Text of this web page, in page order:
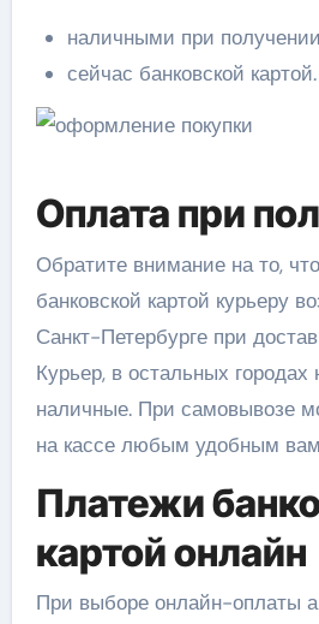
наличными при
сейчас банковской картой.
Оплата при
Обратите внимание на то, что
банковской картой курьеру
Санкт-Петербурге при
Курьер, в остальных городах
наличные. При самовывозе
на кассе любым удобным
Платежи
картой онлайн
При выборе онлайн-оплаты